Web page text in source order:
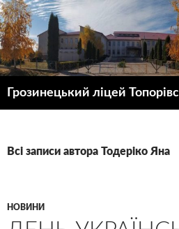
Всі записи автора Тодеріко Яна
НОВИНИ